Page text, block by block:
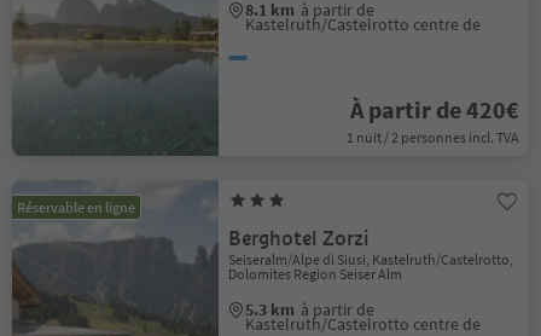
8.1 km à partir de
Kastelruth/Castelrotto centre de
À partir de 420€
1 nuit / 2 personnes incl. TVA
Réservable en ligne
Berghotel Zorzi
Seiseralm/Alpe di Siusi, Kastelruth/Castelrotto,
Dolomites Region Seiser Alm
5.3 km à partir de
Kastelruth/Castelrotto centre de